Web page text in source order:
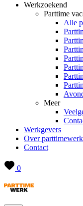
Werkzoekend
Parttime
Alle
Meer
Werkgevers
Over parttimewerk
Contact
0